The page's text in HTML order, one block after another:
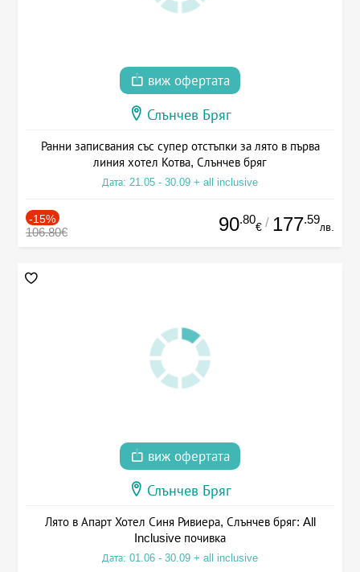
виж офертата
Слънчев Бряг
Ранни записвания със супер отстъпки за лято в първа
линия хотел Котва, Слънчев бряг
Дата: 21.05 - 30.09 + all inclusive
-15%
106.80€ 90.80
€ / 177.59
лв.
виж офертата
Слънчев Бряг
Лято в Апарт Хотел Синя Ривиера, Слънчев бряг: All
Inclusive почивка
Дата: 01.06 - 30.09 + all inclusive